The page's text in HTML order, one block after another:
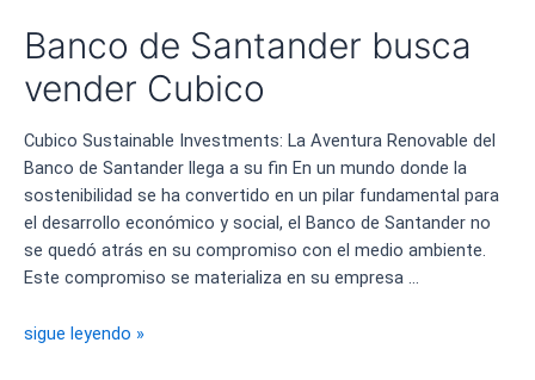
Europa
Banco de Santander busca
vender Cubico
Cubico Sustainable Investments: La Aventura Renovable del
Banco de Santander llega a su fin En un mundo donde la
sostenibilidad se ha convertido en un pilar fundamental para
el desarrollo económico y social, el Banco de Santander no
se quedó atrás en su compromiso con el medio ambiente.
Este compromiso se materializa en su empresa …
Banco
sigue leyendo »